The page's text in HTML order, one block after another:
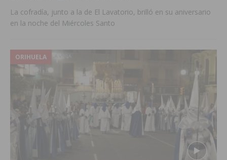
La cofradía, junto a la de El Lavatorio, brilló en su aniversario
en la noche del Miércoles Santo
ORIHUELA